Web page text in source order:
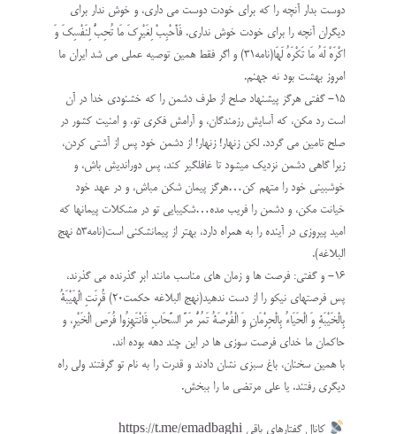
دوست بدار آنچه را كه براى خودت دوست مي دارى، و خوش ندار براى
ديگران آنچه را براى خودت خوش ندارى. فَأَحْبِبْ لِغَيْرِكَ مَا تُحِبُّ لِنَفْسِكَ وَ
اكْرَهْ لَهُ مَا تَكْرَهُ لَهَا(نامه۳۱) و اگر فقط همین توصیه عملی می شد ایران ما
امروز بهشت بود نه جهنم.
۱۵- گفتی هرگز پيشنهاد صلح از طرف دشمن را که خشنودي خدا در آن
است رد مکن، که آسايش رزمندگان، و آرامش فکري تو، و امنيت کشور در
صلح تامين مي ‏گردد. لکن زنهار! زنهار! از دشمن خود پس از آشتي کردن،
زيرا گاهي دشمن نزديک مي‏شود تا غافلگير کند، پس دورانديش باش، و
خوشبيني خود را متهم کن…هرگز پيمان‏ شکن مباش، و در عهد خود
خيانت مکن، و دشمن را فريب مده…شکيبايي تو در مشکلات پيمانها که
اميد پيروزي در آينده را به همراه دارد، بهتر از پيمان‏شکني است(نامه۵۳ نهج
البلاغه).
۱۶- و گفتی: فرصت ها و زمان های مناسب مانند ابر گذرنده مى گذرند،
پس فرصتهاى نيكو را از دست ندهيد(نهج البلاغه حکمت۲۰) قُرِنَتِ الْهَيْبَةُ
بِالْخَيْبَةِ وَ الْحَيَاءُ بِالْحِرْمَانِ وَ الْفُرْصَةُ تَمُرُّ مَرَّ السَّحَابِ فَانْتَهِزُوا فُرَص الْخَيْرِ، و
حاکمان ما خدای فرصت سوزی ها در این چند دهه بوده اند.
با همین سخنان، باغ سبزی نشان دادند و قدرت را به نام تو گرفتند ولی راه
دیگری رفتند. یا علی مرتضی ما را ببخش.
کانال گفتارهای باقی https://t.me/emadbaghi